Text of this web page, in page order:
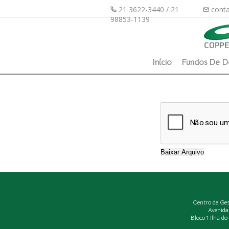
21 3622-3440 / 21
98853-1139
Início Fundos De
Centro de
Bloco 1 Ilha